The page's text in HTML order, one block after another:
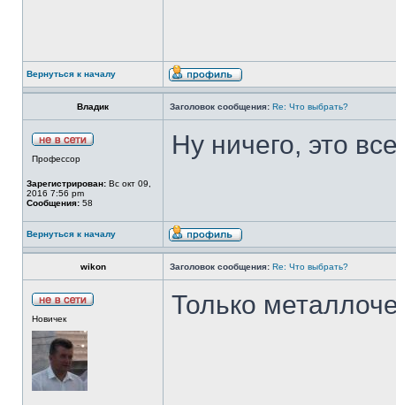
Вернуться к началу
Владик Заголовок сообщения: Re: Что выбрать?
Профессор
Зарегистрирован: Вс окт 09,
2016 7:56 pm
Сообщения: 58
Ну ничего, это
Вернуться к началу
wikon Заголовок сообщения: Re: Что выбрать?
Новичек Только